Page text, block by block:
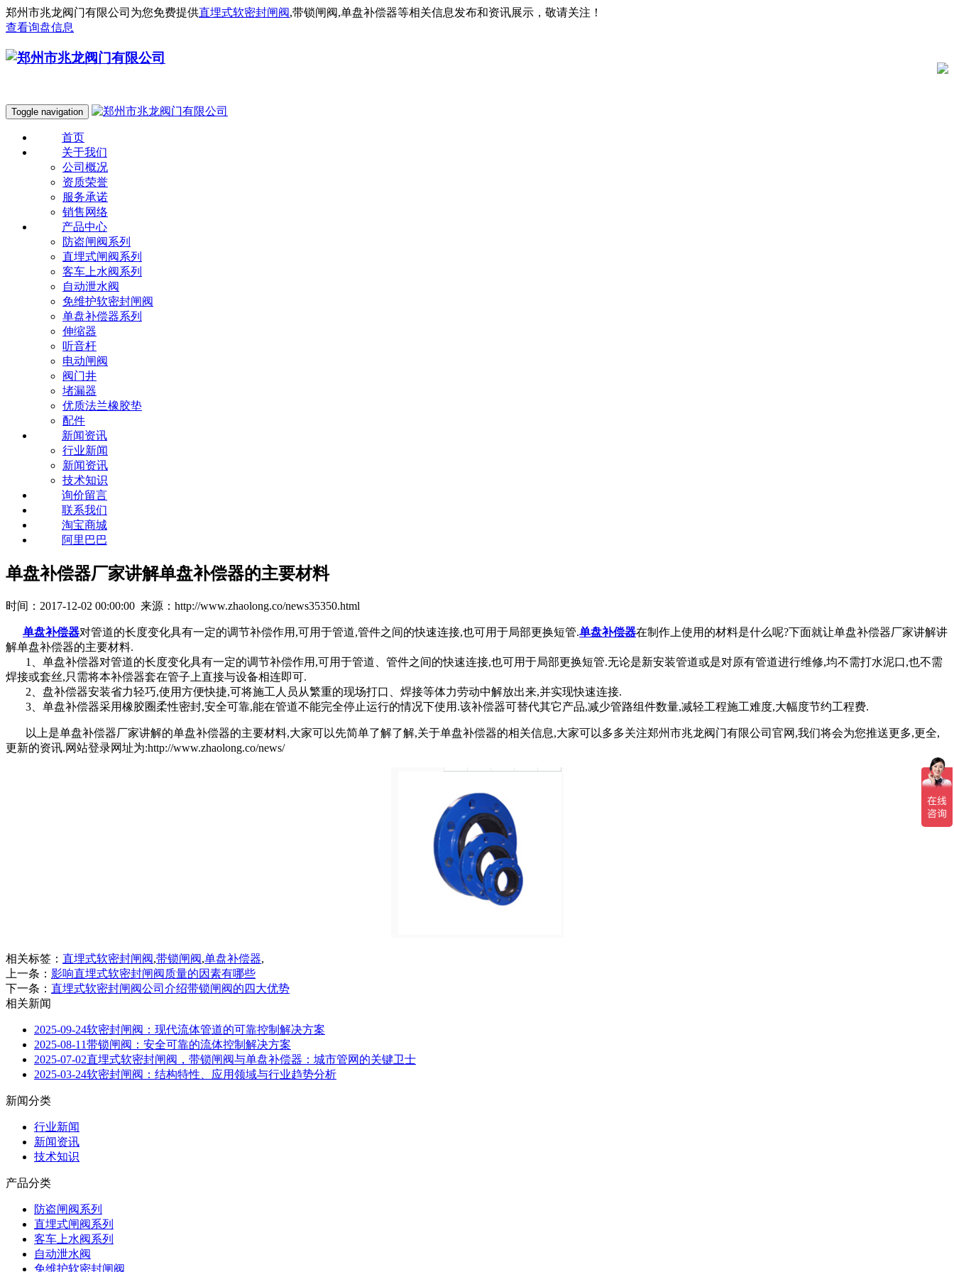
郑州市兆龙阀门有限公司为您免费提供直埋式软密封闸阀,带锁闸阀,单盘补偿器等相关信息发布和资讯展示，敬请关注！
查看询盘信息
Toggle navigation
首页
关于我们
公司概况
资质荣誉
服务承诺
销售网络
产品中心
防盗闸阀系列
直埋式闸阀系列
客车上水阀系列
自动泄水阀
免维护软密封闸阀
单盘补偿器系列
伸缩器
听音杆
电动闸阀
阀门井
堵漏器
优质法兰橡胶垫
配件
新闻资讯
行业新闻
新闻资讯
技术知识
询价留言
联系我们
淘宝商城
阿里巴巴
单盘补偿器厂家讲解单盘补偿器的主要材料
时间：2017-12-02 00:00:00 来源：http://www.zhaolong.co/news35350.html
单盘补偿器对管道的长度变化具有一定的调节补偿作用,可用于管道,管件之间的快速连接,也可用于局部更换短管.单盘补偿器在制作上使用的材料是什么呢?下面就让单盘补偿器厂家讲解讲
解单盘补偿器的主要材料.
1、单盘补偿器对管道的长度变化具有一定的调节补偿作用,可用于管道、管件之间的快速连接,也可用于局部更换短管.无论是新安装管道或是对原有管道进行维修,均不需打水泥口,也不需
焊接或套丝,只需将本补偿器套在管子上直接与设备相连即可.
2、盘补偿器安装省力轻巧,使用方便快捷,可将施工人员从繁重的现场打口、焊接等体力劳动中解放出来,并实现快速连接.
3、单盘补偿器采用橡胶圈柔性密封,安全可靠,能在管道不能完全停止运行的情况下使用.该补偿器可替代其它产品,减少管路组件数量,减轻工程施工难度,大幅度节约工程费.
以上是单盘补偿器厂家讲解的单盘补偿器的主要材料,大家可以先简单了解了解,关于单盘补偿器的相关信息,大家可以多多关注郑州市兆龙阀门有限公司官网,我们将会为您推送更多,更全,
更新的资讯.网站登录网址为:http://www.zhaolong.co/news/
相关标签： 直埋式软密封闸阀,带锁闸阀,单盘补偿器,
上一条： 影响直埋式软密封闸阀质量的因素有哪些
下一条： 直埋式软密封闸阀公司介绍带锁闸阀的四大优势
相关新闻
2025-09-24软密封闸阀：现代流体管道的可靠控制解决方案
2025-08-11带锁闸阀：安全可靠的流体控制解决方案
2025-07-02直埋式软密封闸阀，带锁闸阀与单盘补偿器：城市管网的关键卫士
2025-03-24软密封闸阀：结构特性、应用领域与行业趋势分析
新闻分类
行业新闻
新闻资讯
技术知识
产品分类
防盗闸阀系列
直埋式闸阀系列
客车上水阀系列
自动泄水阀
免维护软密封闸阀